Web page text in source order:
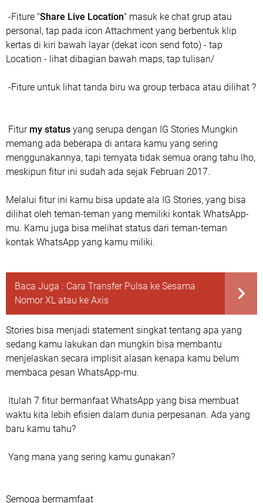
-Fiture "Share Live Location" masuk ke chat grup atau
personal, tap pada icon Attachment yang berbentuk klip
kertas di kiri bawah layar (dekat icon send foto) - tap
Location - lihat dibagian bawah maps, tap tulisan/
-Fiture untuk lihat tanda biru wa group terbaca atau dilihat ?
Fitur my status yang serupa dengan IG Stories Mungkin
memang ada beberapa di antara kamu yang sering
menggunakannya, tapi ternyata tidak semua orang tahu lho,
meskipun fitur ini sudah ada sejak Februari 2017.
Melalui fitur ini kamu bisa update ala IG Stories, yang bisa
dilihat oleh teman-teman yang memiliki kontak WhatsApp-
mu. Kamu juga bisa melihat status dari teman-teman
kontak WhatsApp yang kamu miliki.
Baca Juga : Cara Transfer Pulsa ke Sesama
Nomor XL atau ke Axis
Stories bisa menjadi statement singkat tentang apa yang
sedang kamu lakukan dan mungkin bisa membantu
menjelaskan secara implisit alasan kenapa kamu belum
membaca pesan WhatsApp-mu.
Itulah 7 fitur bermanfaat WhatsApp yang bisa membuat
waktu kita lebih efisien dalam dunia perpesanan. Ada yang
baru kamu tahu?
Yang mana yang sering kamu gunakan?
Semoga bermamfaat